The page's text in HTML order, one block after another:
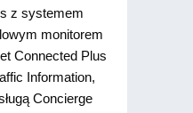
z systemem
monitorem
Connected Plus
Information,
Concierge